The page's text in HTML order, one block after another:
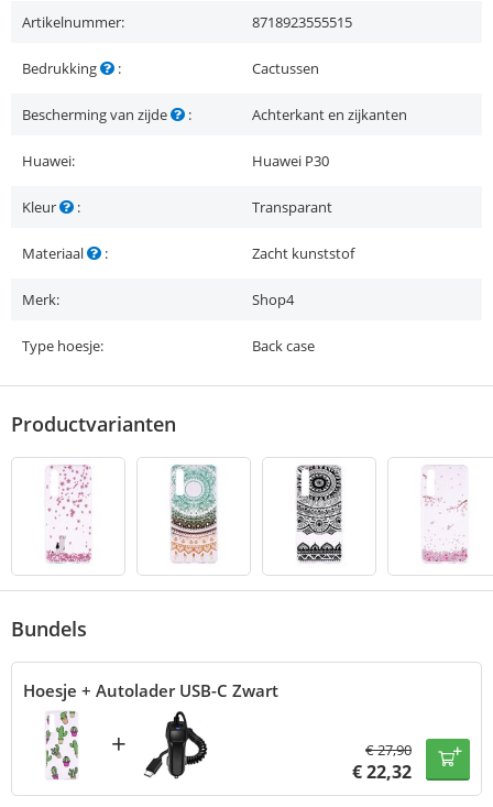
Artikelnummer: 8718923555515
Bedrukking : Cactussen
Bescherming van zijde : Achterkant en zijkanten
Huawei: Huawei P30
Kleur : Transparant
Materiaal : Zacht kunststof
Merk: Shop4
Type hoesje: Back case
Productvarianten
Bundels
Hoesje + Autolader USB-C Zwart
+ €27,90
€22,32